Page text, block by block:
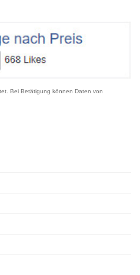
Bei Betätigung können Daten von